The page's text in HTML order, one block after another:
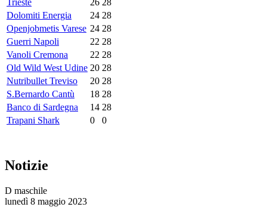
Trieste 26 28
Dolomiti Energia
24 28
Openjobmetis Varese 24 28
Guerri Napoli
22 28
Vanoli Cremona
22 28
Old Wild West Udine 20 28
Nutribullet Treviso
20 28
S.Bernardo Cantù
18 28
Banco di Sardegna
14 28
Trapani Shark
0 0
Notizie
D maschile
lunedì 8 maggio 2023